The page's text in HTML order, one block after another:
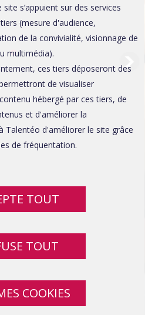
s’appuient sur des services
(mesure d'audience,
de la convivialité, visionnage de
multimédia).
ces tiers déposeront des
de visualiser
hébergé par ces tiers, de
et d'améliorer la
Talentéo d'améliorer le site grâce
de fréquentation.
TOUT
TOUT
COOKIES